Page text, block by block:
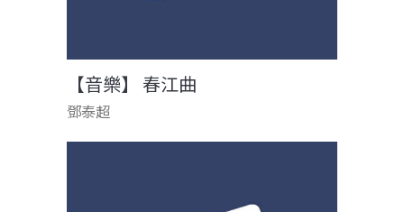
【音樂】 春江曲
鄧泰超